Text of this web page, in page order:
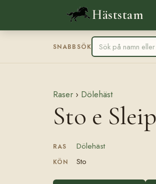
Häststam
SNABBSÖK
Raser › Dölehäst
Sto e
RAS Dölehäst
KÖN Sto